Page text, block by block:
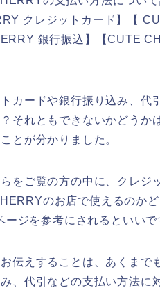
クレジットカード】【
銀行振込】【CUTE
カードや銀行振り込み、
それともできないかどう
とが分かりました。
をご覧の方の中に、クレジ
のお店で使えるのか
ジを参考にされるといいで
伝えすることは、あくま
、代引などの支払い方法に